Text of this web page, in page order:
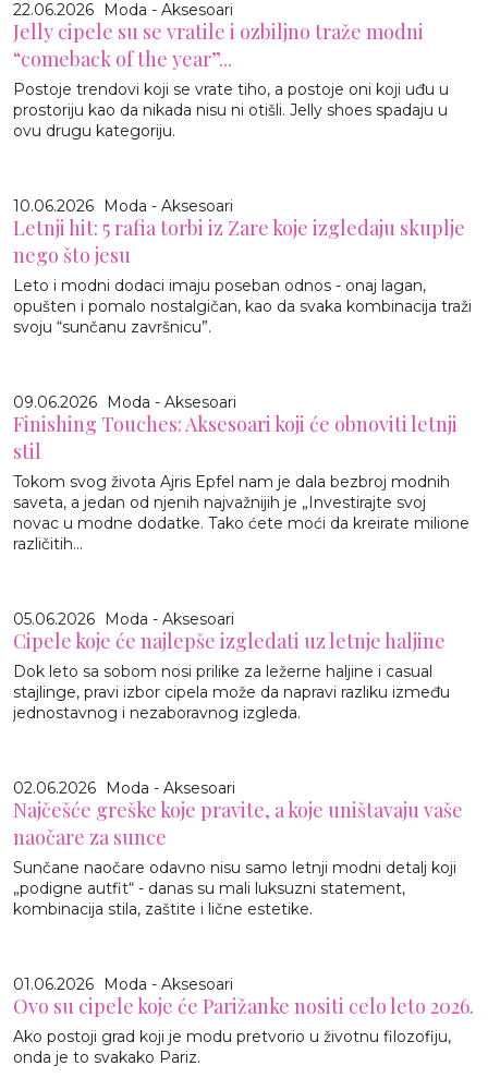
22.06.2026 Moda - Aksesoari
Jelly cipele su se vratile i ozbiljno traže modni
“comeback of the year”...
Postoje trendovi koji se vrate tiho, a postoje oni koji uđu u
prostoriju kao da nikada nisu ni otišli. Jelly shoes spadaju u
ovu drugu kategoriju.
10.06.2026 Moda - Aksesoari
Letnji hit: 5 rafia torbi iz Zare koje izgledaju skuplje
nego što jesu
Leto i modni dodaci imaju poseban odnos - onaj lagan,
opušten i pomalo nostalgičan, kao da svaka kombinacija traži
svoju “sunčanu završnicu”.
09.06.2026 Moda - Aksesoari
Finishing Touches: Aksesoari koji će obnoviti letnji
stil
Tokom svog života Ajris Epfel nam je dala bezbroj modnih
saveta, a jedan od njenih najvažnijih je „Investirajte svoj
novac u modne dodatke. Tako ćete moći da kreirate milione
različitih...
05.06.2026 Moda - Aksesoari
Cipele koje će najlepše izgledati uz letnje haljine
Dok leto sa sobom nosi prilike za ležerne haljine i casual
stajlinge, pravi izbor cipela može da napravi razliku između
jednostavnog i nezaboravnog izgleda.
02.06.2026 Moda - Aksesoari
Najčešće greške koje pravite, a koje uništavaju vaše
naočare za sunce
Sunčane naočare odavno nisu samo letnji modni detalj koji
„podigne autfit“ - danas su mali luksuzni statement,
kombinacija stila, zaštite i lične estetike.
01.06.2026 Moda - Aksesoari
Ovo su cipele koje će Parižanke nositi celo leto 2026.
Ako postoji grad koji je modu pretvorio u životnu filozofiju,
onda je to svakako Pariz.